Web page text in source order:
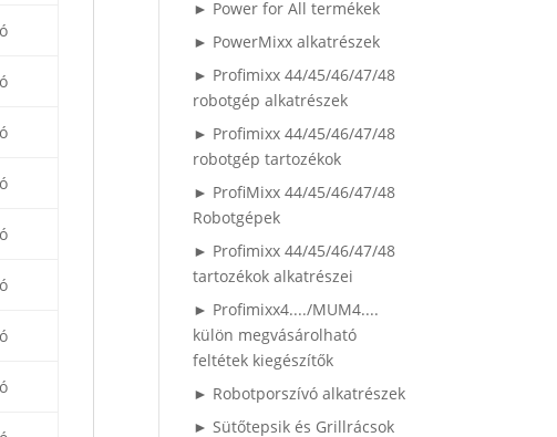
► Power for All termékek
► PowerMixx alkatrészek
► Profimixx 44/45/46/47/48
robotgép alkatrészek
► Profimixx 44/45/46/47/48
robotgép tartozékok
► ProfiMixx 44/45/46/47/48
Robotgépek
► Profimixx 44/45/46/47/48
tartozékok alkatrészei
► Profimixx4..../MUM4....
külön megvásárolható
feltétek kiegészítők
► Robotporszívó alkatrészek
► Sütőtepsik és Grillrácsok